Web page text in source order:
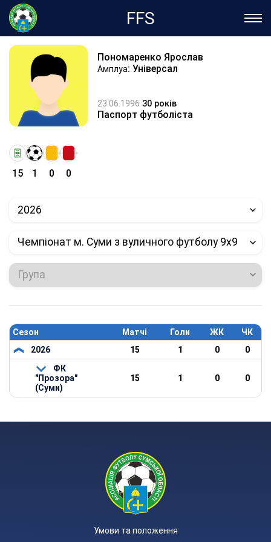
FFS
Пономаренко Ярослав
Амплуа: Універсал
23.06.1996 30 років
Паспорт футболіста
15 1 0 0
2026
Чемпіонат м. Суми з вуличного футболу 9х9
Група
Сезон Матчі Голи ЖК
ЧК
2026
15 1 0
0
ФК
"Прозора"
(Суми)
15 1 0 0
Умови та положення